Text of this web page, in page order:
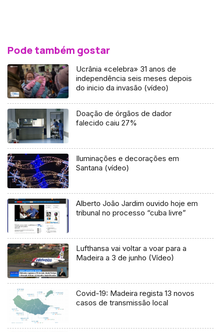
Pode também gostar
Ucrânia «celebra» 31 anos de
independência seis meses depois
do inicio da invasão (vídeo)
Doação de órgãos de dador
falecido caiu 27%
Iluminações e decorações em
Santana (vídeo)
Alberto João Jardim ouvido hoje em
tribunal no processo “cuba livre”
Lufthansa vai voltar a voar para a
Madeira a 3 de junho (Vídeo)
Covid-19: Madeira regista 13 novos
casos de transmissão local